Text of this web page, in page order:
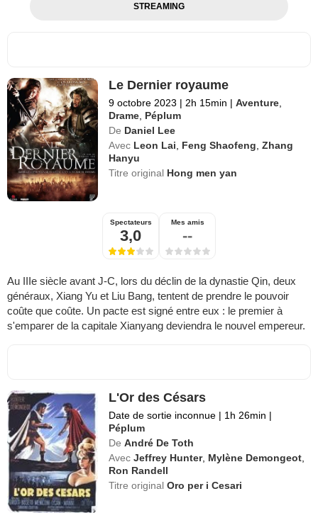
STREAMING
Le Dernier royaume
9 octobre 2023 | 2h 15min | Aventure
Drame Péplum
De Daniel Lee
Avec Leon Lai Feng Shaofeng ,Zhang
Hanyu
Titre original Hong men yan
Spectateurs
3,0
Mes amis
--
Au IIIe siècle avant J-C, lors du déclin de la dynastie Qin, deux
généraux, Xiang Yu et Liu Bang, tentent de prendre le pouvoir
coûte que coûte. Un pacte est signé entre eux : le premier à
s'emparer de la capitale Xianyang deviendra le nouvel empereur.
L'Or des Césars
Date de sortie inconnue | 1h 26min |
Péplum
De André De Toth
Avec Jeffrey Hunter, Mylène Demongeot
Ron Randell
Titre originalOro per i Cesari